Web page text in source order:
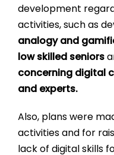
development
activities, such as
analogy and
low skilled seniors
concerning digital
and experts.
Also, plans were
activities and for
lack of digital skills